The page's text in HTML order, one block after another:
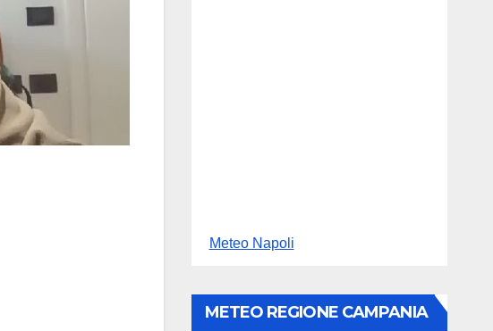
Meteo Napoli
METEO REGIONE CAMPANIA